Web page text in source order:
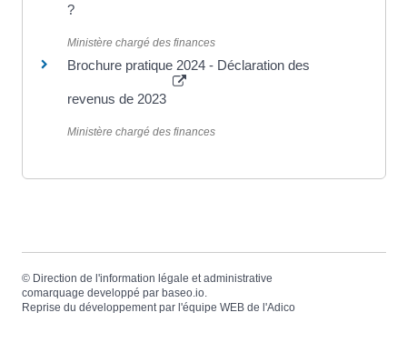
?
Ministère chargé des finances
Brochure pratique 2024 - Déclaration des
revenus de 2023
Ministère chargé des finances
© Direction de l'information légale et administrative
comarquage developpé par baseo.io.
Reprise du développement par l'équipe WEB de l'Adico